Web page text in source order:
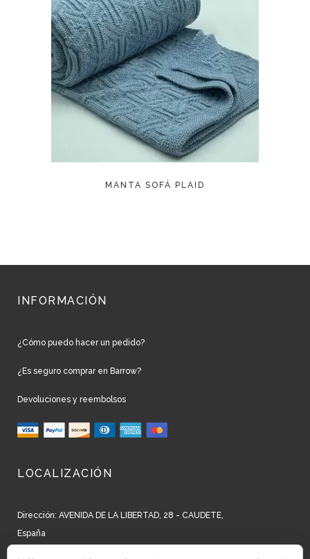
LEER MÁS
MANTA SOFÁ PLAID
INFORMACIÓN
¿Cómo puedo hacer un pedido?
¿Es seguro comprar en Barrow?
Devoluciones y reembolsos
LOCALIZACIÓN
Dirección: AVENIDA DE LA LIBERTAD, 28 - CAUDETE,
España